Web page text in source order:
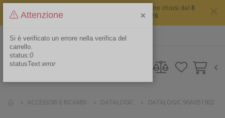
Il sito non chiude mai ma i nostri uffici saranno chiusi dal8
agosto 2026 al 16 agosto 2026
Area Riservata
ACCESSORI E RICAMBI DATALOGIC DATALOGIC 90A051902
Attenzione ×
Si è verificato un errore nella verifica del
carrello.
status:0
statusText:error